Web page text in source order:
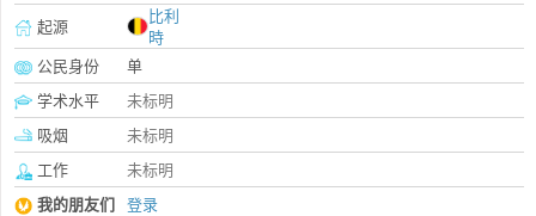
起源
比利
時
公民身份
单
学术水平
未标明
吸烟
未标明
工作
未标明
我的朋友们
登录